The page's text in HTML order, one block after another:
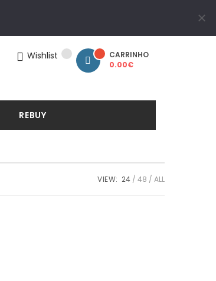
Wishlist
CARRINHO
0.00€
REBUY
VIEW: 24 48 ALL